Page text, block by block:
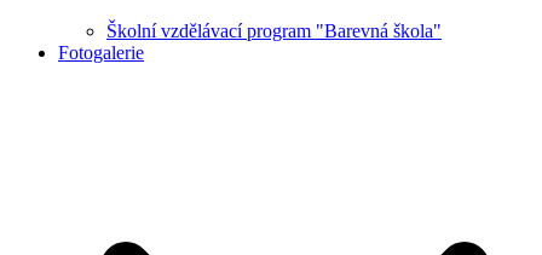
Školní vzdělávací program "Barevná škola"
Fotogalerie